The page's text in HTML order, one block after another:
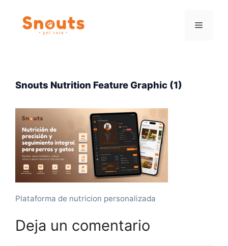
contenido
Menú
Snouts Nutrition Feature Graphic (1)
Plataforma de nutricion personalizada
Deja un comentario